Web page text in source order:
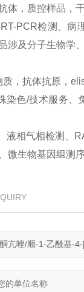
体，质控样品，
PCR检测、病
涉及分子生物学
，抗体抗原，
染色/技术服务
液相气相检测、
微生物基因组测